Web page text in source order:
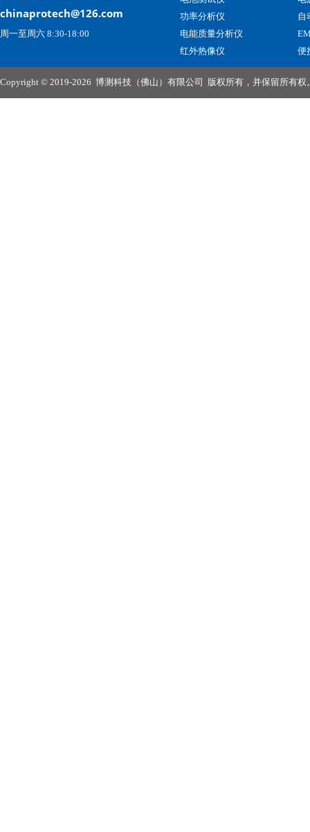
chinaprotech@126.com
周一至周六 8:30-18:00
功率分析仪
电能质量分析仪
红外热像仪
自
便
Copyright © 2019-2026 博测科技（佛山）有限公司 版权所有，并保留所有